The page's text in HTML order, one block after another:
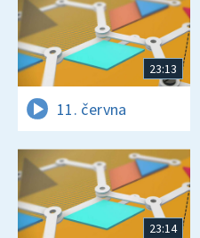
23:13
11. června
23:14